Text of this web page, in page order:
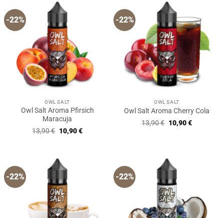
-22%
OWL SALT
Owl Salt Aroma Pfirsich
Maracuja
13,90€ Ursprünglicher
Preis
10,90€Aktueller
-22%
OWL SALT
Owl Salt Aroma Cherry Cola
13,90€ Ursprünglicher
Preis
10,90€Aktueller
-22% -22%